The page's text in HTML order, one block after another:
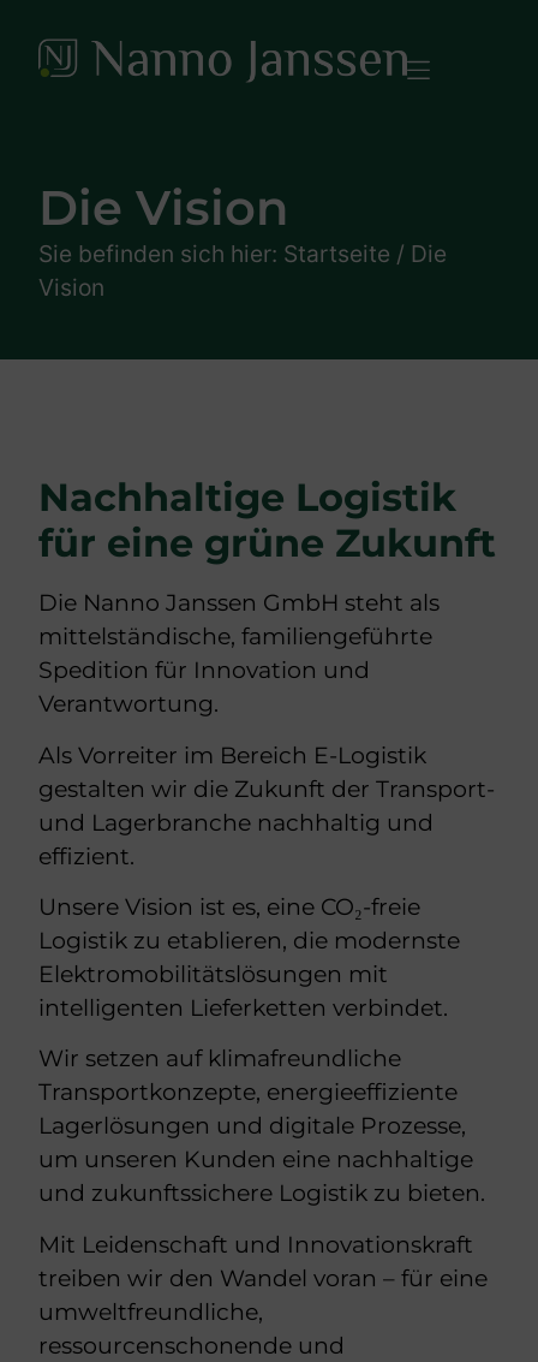
Die Vision
Sie befinden sich hier: Startseite / Die
Vision
Nachhaltige Logistik
für eine grüne Zukunft
Die Nanno Janssen GmbH steht als
mittelständische, familiengeführte
Spedition für Innovation und
Verantwortung.
Als Vorreiter im Bereich E-Logistik
gestalten wir die Zukunft der Transport-
und Lagerbranche nachhaltig und
effizient.
Unsere Vision ist es, eine CO₂-freie
Logistik zu etablieren, die modernste
Elektromobilitätslösungen mit
intelligenten Lieferketten verbindet.
Wir setzen auf klimafreundliche
Transportkonzepte, energieeffiziente
Lagerlösungen und digitale Prozesse,
um unseren Kunden eine nachhaltige
und zukunftssichere Logistik zu bieten.
Mit Leidenschaft und Innovationskraft
treiben wir den Wandel voran – für eine
umweltfreundliche,
ressourcenschonende und